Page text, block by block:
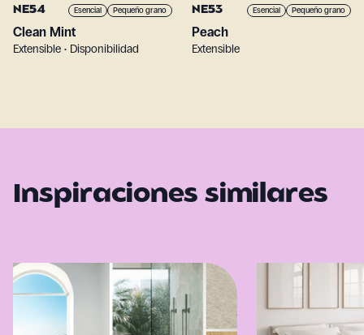
NE54 Esencial Pequeño grano
Clean Mint
Extensible • Disponibilidad
NE53 Esencial Pequeño grano
Peach
Extensible
Inspiraciones similares